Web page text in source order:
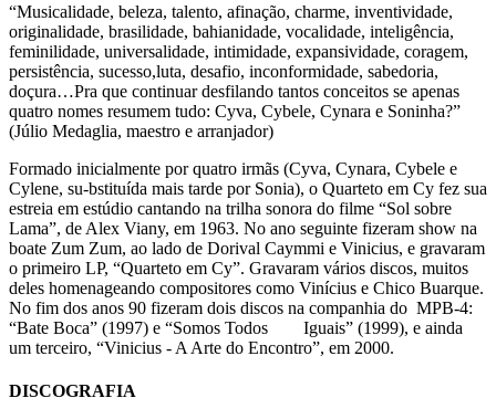
“Musicalidade, beleza, talento, afinação, charme, inventividade,
originalidade, brasilidade, bahianidade, vocalidade, inteligência,
feminilidade, universalidade, intimidade, expansividade, coragem,
persistência, sucesso,luta, desafio, inconformidade, sabedoria,
doçura…Pra que continuar desfilando tantos conceitos se apenas
quatro nomes resumem tudo: Cyva, Cybele, Cynara e Soninha?”
(Júlio Medaglia, maestro e arranjador)
Formado inicialmente por quatro irmãs (Cyva, Cynara, Cybele e
Cylene, su-bstituída mais tarde por Sonia), o Quarteto em Cy fez sua
estreia em estúdio cantando na trilha sonora do filme “Sol sobre
Lama”, de Alex Viany, em 1963. No ano seguinte fizeram show na
boate Zum Zum, ao lado de Dorival Caymmi e Vinicius, e gravaram
o primeiro LP, “Quarteto em Cy”. Gravaram vários discos, muitos
deles homenageando compositores como Vinícius e Chico Buarque.
No fim dos anos 90 fizeram dois discos na companhia do MPB-4:
“Bate Boca” (1997) e “Somos Todos Iguais” (1999), e ainda
um terceiro, “Vinicius - A Arte do Encontro”, em 2000.
DISCOGRAFIA